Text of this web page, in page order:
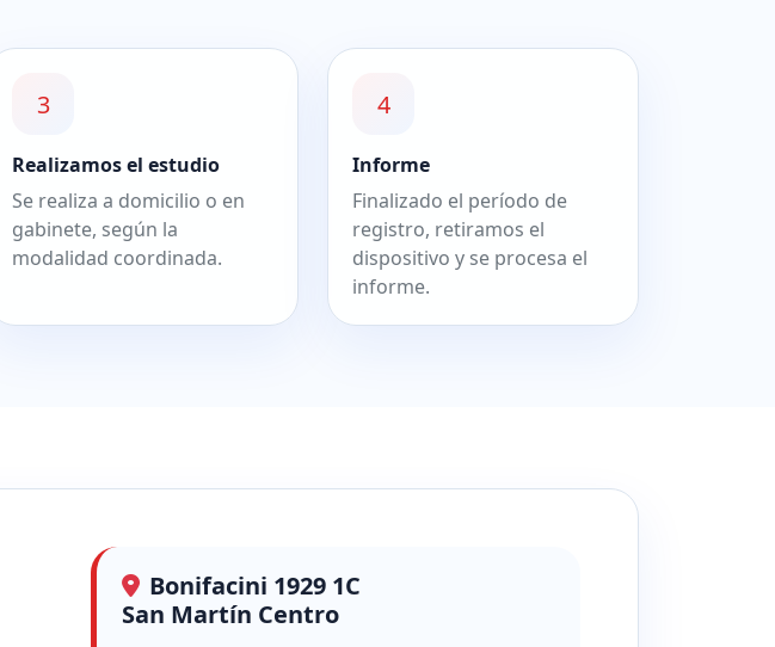
3
Realizamos el estudio
Se realiza a domicilio o en
gabinete, según la
modalidad coordinada.
4
Informe
Finalizado el período de
registro, retiramos el
dispositivo y se procesa el
informe.
Bonifacini 1929 1C
San Martín Centro